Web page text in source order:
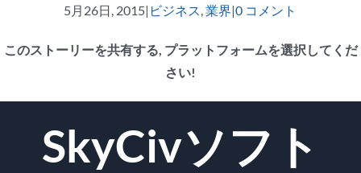
5月26日, 2015| ビジネス,業界|0 コメント
このストーリーを共有する, プラットフォームを選択してくだ
さい!
ェ
イ
ン
メ
SkyCivソフト